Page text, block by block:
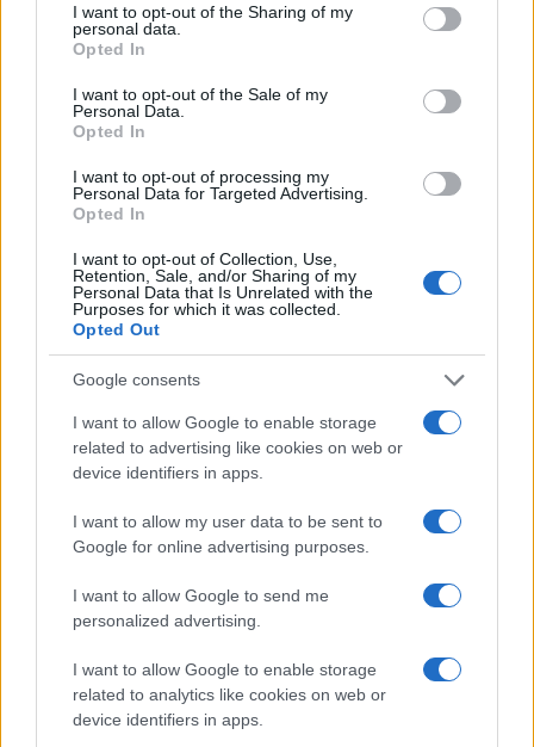
not limited to your visit or usage behaviour. You may click to
grant or deny consent to Google and its third-party tags to
use your data for below specified purposes in below Google
consent section.
I want to opt-out of the Sharing of my
personal data.
Opted In
I want to opt-out of the Sale of my
Personal Data.
Opted In
I want to opt-out of processing my
Personal Data for Targeted Advertising.
Opted In
I want to opt-out of Collection, Use,
Retention, Sale, and/or Sharing of my
Personal Data that Is Unrelated with the
Purposes for which it was collected.
Opted Out
Google consents
I want to allow Google to enable storage
related to advertising like cookies on web or
device identifiers in apps.
I want to allow my user data to be sent to
Google for online advertising purposes.
I want to allow Google to send me
personalized advertising.
I want to allow Google to enable storage
related to analytics like cookies on web or
device identifiers in apps.
ενισχύσουν τον παιδαγωγικό και αξιολογικό ρόλο του
αναμένεται έως τα τέλη Νοεμβρίου, ενώ στη συνέχεια θα
Οι προτάσεις που εξετάζονται
Στο επίκεντρο της συζήτησης βρίσκονται μέτρα που
βελτίωση της αξιοπιστίας της απολυτήριας διαδικασίας.
γραπτών βαθμών.
Εξετάζεται επίσης η δημιουργία Εθνικής Αρχής
Σώματος Βαθμολογητών, καθώς και η περαιτέρω
Θεμάτων. Οι παρεμβάσεις αυτές αποσκοπούν στην
αντικειμενικότητας στην αξιολόγηση των μαθητών.